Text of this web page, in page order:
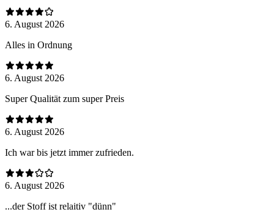
6. August 2026
Alles in Ordnung
6. August 2026
Super Qualität zum super Preis
6. August 2026
Ich war bis jetzt immer zufrieden.
6. August 2026
...der Stoff ist relaitiv "dünn"